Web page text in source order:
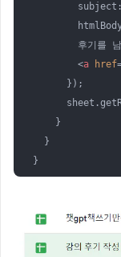
subject:
후기를
<a href
      });
    }
  }
}